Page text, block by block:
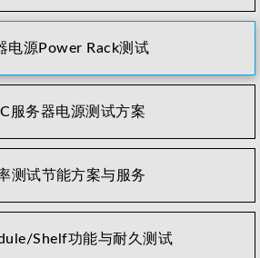
电源Power Rack测试
服务器电源测试方案
测试节能方案与服务
Shelf功能与耐久测试